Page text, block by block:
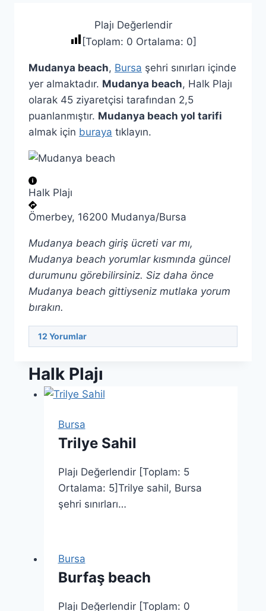
Plajı Değerlendir
[Toplam: 0 Ortalama: 0]
Mudanya beach, Bursa şehri sınırları içinde
yer almaktadır. Mudanya beach, Halk Plajı
olarak 45 ziyaretçisi tarafından 2,5
puanlanmıştır. Mudanya beach yol tarifi
almak için buraya tıklayın.
Halk Plajı
Ömerbey, 16200 Mudanya/Bursa
Mudanya beach giriş ücreti var mı,
Mudanya beach yorumlar kısmında güncel
durumunu görebilirsiniz. Siz daha önce
Mudanya beach gittiyseniz mutlaka yorum
bırakın.
12 Yorumlar
Halk Plajı
Bursa
Trilye Sahil
Plajı Değerlendir [Toplam: 5
Ortalama: 5]Trilye sahil, Bursa
şehri sınırları…
Bursa
Burfaş beach
Plajı Değerlendir [Toplam: 0